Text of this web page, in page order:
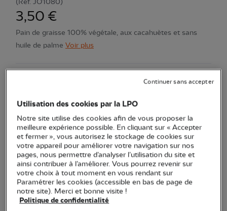
(Ref. JO1080)
3,50 €
Pain de graisse 100% végétale, aux cacahuètes et sans
huile de palme Voir plus
En stock
Ajouter au panier
Transaction sécurisée
Produit certifié
Utilisation des cookies par la LPO
Notre site utilise des cookies afin de vous proposer la
meilleure expérience possible. En cliquant sur « Accepter
et fermer », vous autorisez le stockage de cookies sur
votre appareil pour améliorer votre navigation sur nos
pages, nous permettre d’analyser l’utilisation du site et
ainsi contribuer à l’améliorer. Vous pourrez revenir sur
votre choix à tout moment en vous rendant sur
Paramétrer les cookies (accessible en bas de page de
notre site). Merci et bonne visite !
Politique de confidentialité
Continuer sans accepter